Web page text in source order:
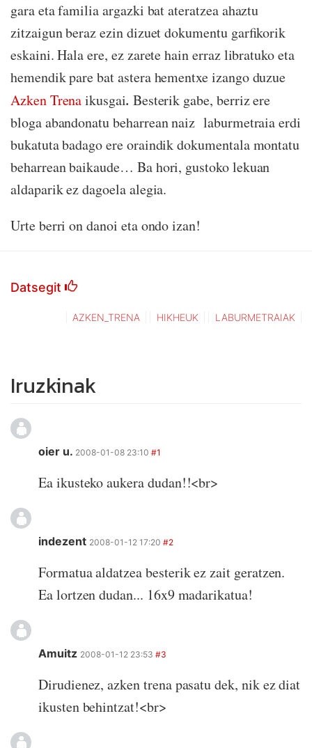
gara eta familia argazki bat ateratzea ahaztu
zitzaigun beraz ezin dizuet dokumentu garfikorik
eskaini. Hala ere, ez zarete hain erraz libratuko eta
hemendik pare bat astera hementxe izango duzue
Azken Trenaikusgai. Besterik gabe, berriz ere
bloga abandonatu beharrean naiz laburmetraia erdi
bukatuta badago ere oraindik dokumentala montatu
beharrean baikaude… Ba hori, gustoko lekuan
aldaparik ez dagoela alegia.
Urte berri on danoi eta ondo izan!
Datsegit
AZKEN_TRENA HIKHEUK LABURMETRAIAK
Iruzkinak
oier u. 2008-01-08 23:10 #1
Ea ikusteko aukera dudan!!<br>
indezent 2008-01-12 17:20 #2
Formatua aldatzea besterik ez zait geratzen.
Ea lortzen dudan... 16x9 madarikatua!
Amuitz 2008-01-12 23:53 #3
Dirudienez, azken trena pasatu dek, nik ez diat
ikusten behintzat!<br>